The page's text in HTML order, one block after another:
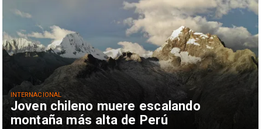
Joven chileno muere escalando
montaña más alta de Perú
INTERNACIONAL